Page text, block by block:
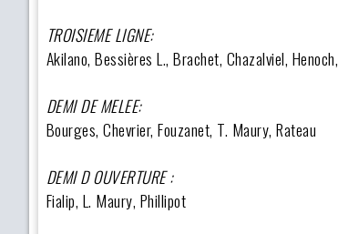
TROISIEME LIGNE:
Akilano, Bessières L., Brachet, Chazalviel, Henoch,
DEMI DE MELEE:
Bourges, Chevrier, Fouzanet, T. Maury, Rateau
DEMI D OUVERTURE :
Fialip, L. Maury, Phillipot